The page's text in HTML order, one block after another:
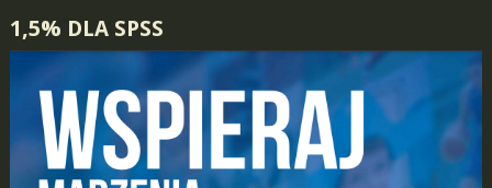
1,5% DLA SPSS